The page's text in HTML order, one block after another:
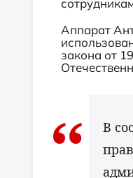
Аппарат
закона от
В